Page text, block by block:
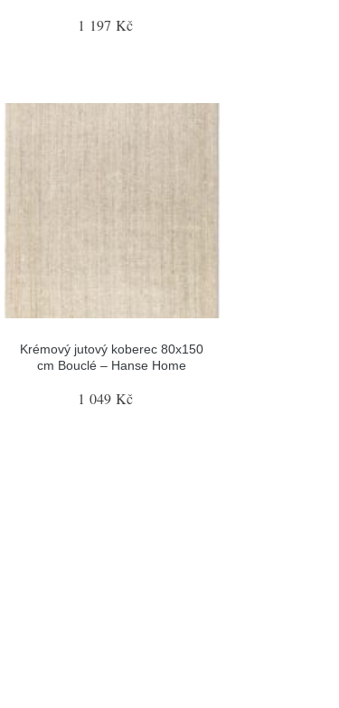
1 197 Kč
Krémový jutový koberec 80x150
cm Bouclé – Hanse Home
1 049 Kč